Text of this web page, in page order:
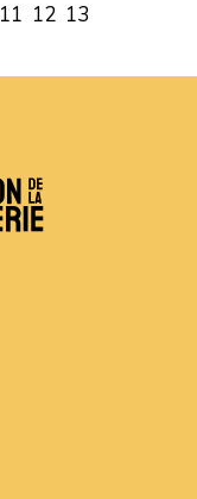
11 12 13